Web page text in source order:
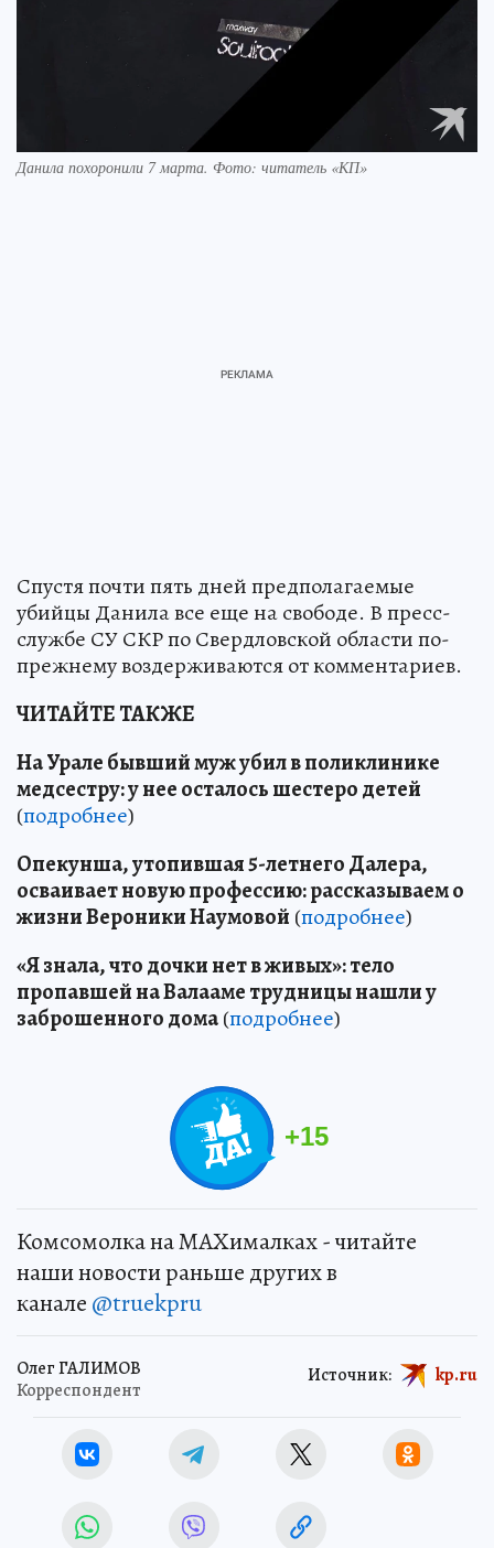
Данила похоронили 7 марта. Фото: читатель «КП»
Спустя почти пять дней предполагаемые
убийцы Данила все еще на свободе. В пресс-
службе СУ СКР по Свердловской области по-
прежнему воздерживаются от комментариев.
ЧИТАЙТЕ ТАКЖЕ
На Урале бывший муж убил в поликлинике
медсестру: у нее осталось шестеро детей
(подробнее)
Опекунша, утопившая 5-летнего Далера,
осваивает новую профессию: рассказываем о
жизни Вероники Наумовой (подробнее)
«Я знала, что дочки нет в живых»: тело
пропавшей на Валааме трудницы нашли у
заброшенного дома(подробнее)
+15
Комсомолка на MAXималках - читайте
наши новости раньше других в
канале @truekpru
Олег ГАЛИМОВ
Корреспондент
Источник: kp.ru